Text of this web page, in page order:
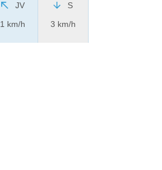
JV
1 km/h
S
3 km/h